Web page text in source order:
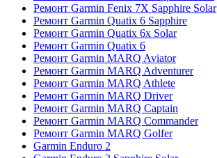
Ремонт Garmin Fenix 7X Sapphire Solar
Ремонт Garmin Quatix 6 Sapphire
Ремонт Garmin Quatix 6x Solar
Ремонт Garmin Quatix 6
Ремонт Garmin MARQ Aviator
Ремонт Garmin MARQ Adventurer
Ремонт Garmin MARQ Athlete
Ремонт Garmin MARQ Driver
Ремонт Garmin MARQ Captain
Ремонт Garmin MARQ Commander
Ремонт Garmin MARQ Golfer
Garmin Enduro 2